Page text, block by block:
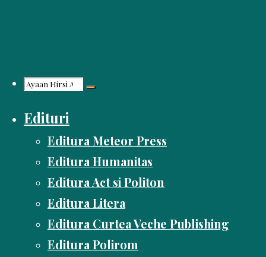
Search
for:
Edituri
Editura Meteor Press
Editura Humanitas
Editura Act si Politon
Editura Litera
Editura Curtea Veche Publishing
Editura Polirom